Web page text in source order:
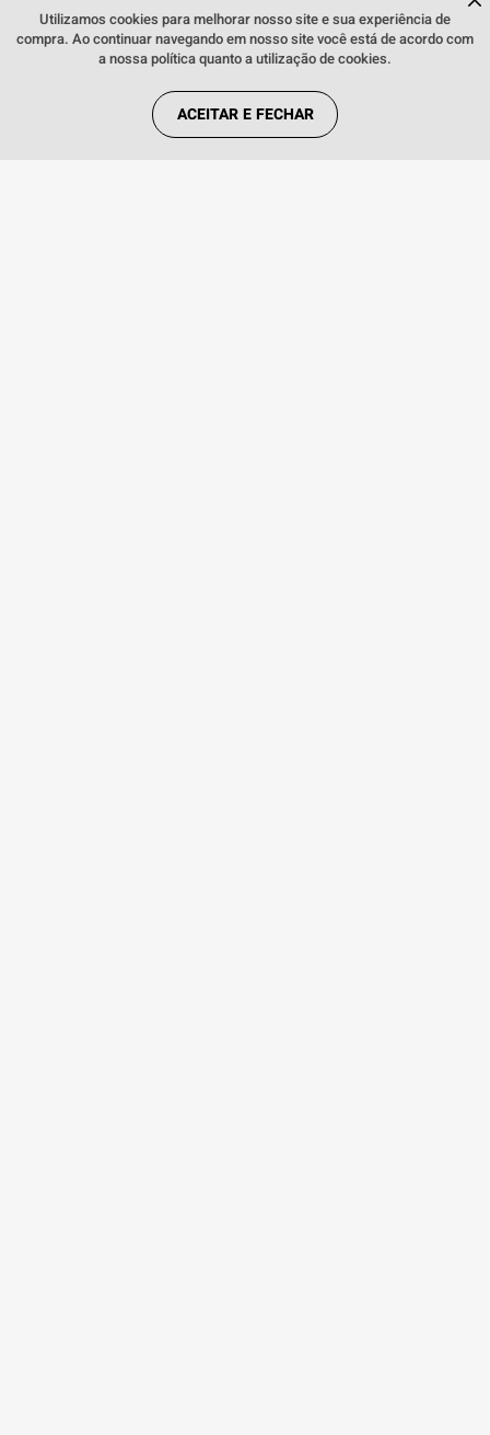
Jogo PS4 Gran Turismo 7 Edição
COMPRAR
Utilizamos cookies para melhorar nosso site e sua experiência de
compra. Ao continuar navegando em nosso site você está de acordo com
a nossa política quanto a utilização de cookies.
ACEITAR E FECHAR